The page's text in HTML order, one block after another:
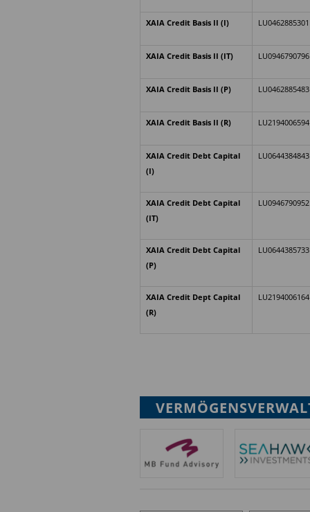
XAIA Credit Basis II (I) LU0462885301
XAIA Credit Basis II (IT) LU0946790796
XAIA Credit Basis II (P) LU0462885483
XAIA Credit Basis II (R) LU2194006594
XAIA Credit Debt Capital
(I)
LU0644384843
XAIA Credit Debt Capital
(IT)
LU0946790952
XAIA Credit Debt Capital
(P)
LU0644385733
XAIA Credit Dept Capital
(R)
LU2194006164